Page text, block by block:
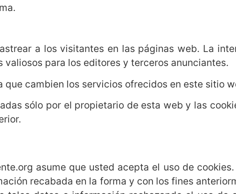
a los visitantes en las páginas web. La
para los editores y terceros anunciantes.
cambien los servicios ofrecidos en este sitio
sólo por el propietario de esta web y las
asume que usted acepta el uso de
recabada en la forma y con los fines